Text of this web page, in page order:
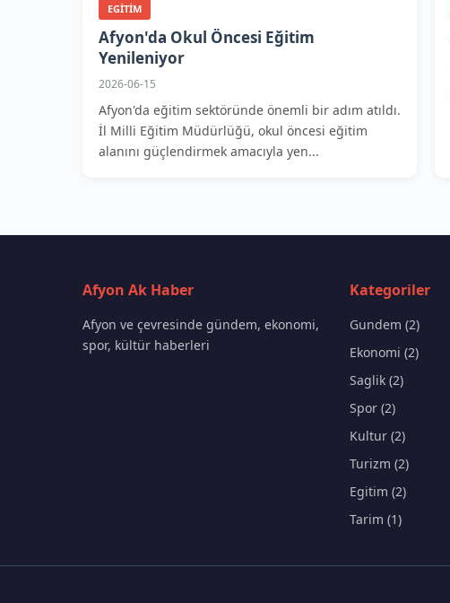
EGITIM
Afyon'da Okul Öncesi Eğitim
Yenileniyor
2026-06-15
Afyon'da eğitim sektöründe önemli bir adım atıldı.
İl Milli Eğitim Müdürlüğü, okul öncesi eğitim
alanını güçlendirmek amacıyla yen...
Afyon Ak Haber
Afyon ve çevresinde gündem, ekonomi,
spor, kültür haberleri
Kategoriler
Gundem (2)
Ekonomi (2)
Saglik (2)
Spor (2)
Kultur (2)
Turizm (2)
Egitim (2)
Tarim (1)